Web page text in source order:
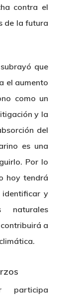
contra el
de la futura
que
el aumento
como un
y la
del
es una
Por lo
hoy tendrá
y
naturales
a
participa